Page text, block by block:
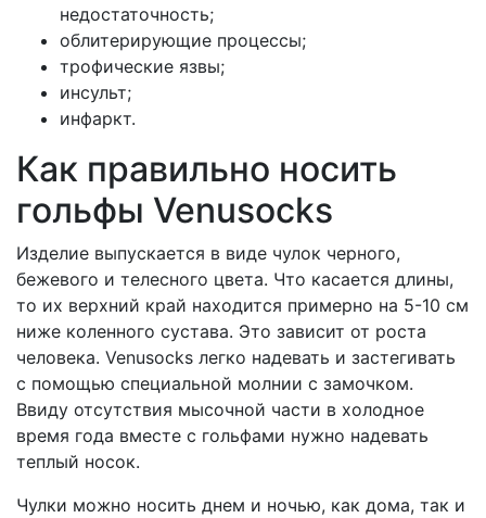
недостаточность;
облитерирующие процессы;
трофические язвы;
инсульт;
инфаркт.
Как правильно носить
гольфы Venusocks
Изделие выпускается в виде чулок черного,
бежевого и телесного цвета. Что касается длины,
то их верхний край находится примерно на 5-10 см
ниже коленного сустава. Это зависит от роста
человека. Venusocks легко надевать и застегивать
с помощью специальной молнии с замочком.
Ввиду отсутствия мысочной части в холодное
время года вместе с гольфами нужно надевать
теплый носок.
Чулки можно носить днем и ночью, как дома, так и